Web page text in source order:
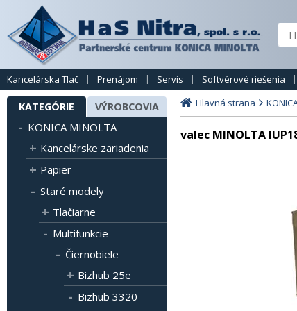
Kancelárska Tlač Prenájom Servis Softvérové riešenia
KATEGÓRIE VÝROBCOVIA
KONICA MINOLTA
Kancelárske zariadenia
Papier
Staré modely
Tlačiarne
Multifunkcie
Čiernobiele
Bizhub 25e
Bizhub 3320
Hlavná strana
valec MINOLTA